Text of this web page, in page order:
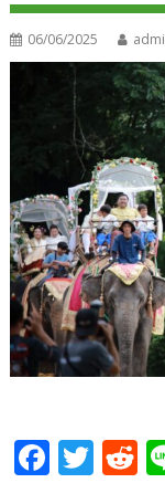
06/06/2025
F T R